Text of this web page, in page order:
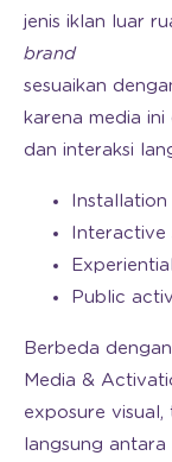
jenis iklan luar
brand
sesuaikan
karena media
dan interaksi
Interactive
Public
Berbeda
Media &
exposure
langsung antara